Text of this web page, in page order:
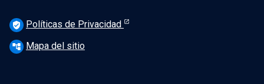
verified_user Políticas de Privacidad
account_tree Mapa del sitio